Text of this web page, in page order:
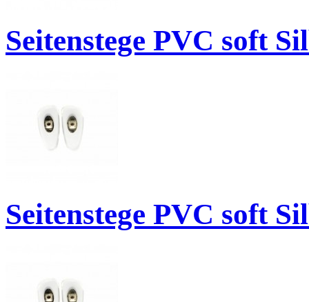
Seitenstege PVC soft
Seitenstege PVC soft